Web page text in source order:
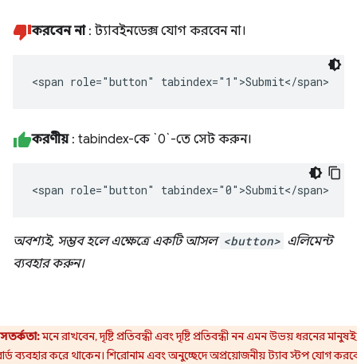
করবেন না: ট্যাবইনডেক্স যোগ করবেন না।
<span role="button" tabindex="1">Submit</span>
করণীয়: tabindex-কে `0`-তে সেট করুন।
<span role="button" tabindex="0">Submit</span>
অবশ্যই, সম্ভব হলে এক্ষেত্রে একটি আসল <button> এলিমেন্ট
ব্যবহার করুন।
সতর্কতা:মনে রাখবেন, দৃষ্টি প্রতিবন্ধী এবং দৃষ্টি প্রতিবন্ধী নন এমন উভয় ধরনের মানুষই
ব্যবহার করে থাকেন। শিরোনাম এবং অনুচ্ছেদে অপ্রয়োজনীয় ট্যাব স্টপ যোগ